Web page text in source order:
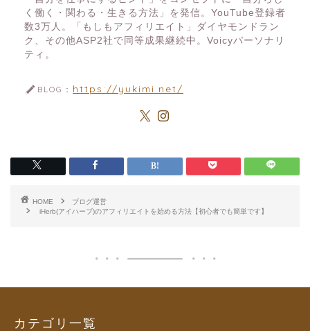
く働く・関わる・生きる方法」を発信。YouTube登録者
数3万人。「もしもアフィリエイト」ダイヤモンドラン
ク、その他ASP2社で同等成果継続中。Voicyパーソナリ
ティ。
BLOG： https://yukimi.net/
HOME
ブログ運営
iHerb(アイハーブ)のアフィリエイトを始める方法【初心者でも簡単です】
カテゴリ一覧